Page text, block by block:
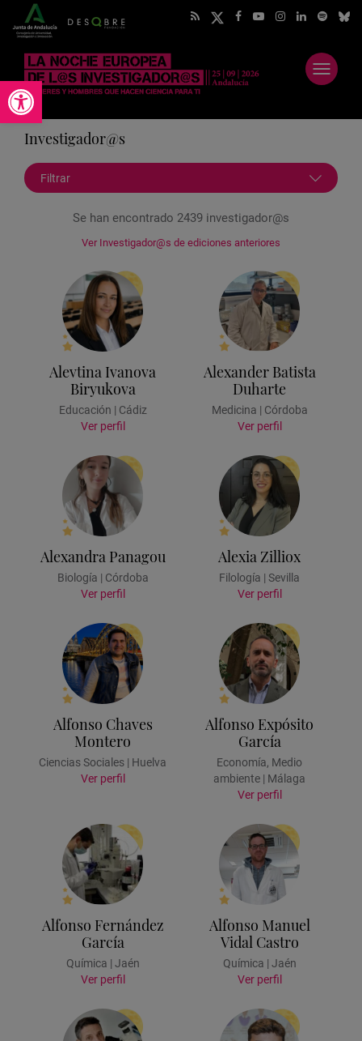
Abrir barra de herramientas
Abrir
menú
Investigador@s
Filtrar
Se han encontrado 2439 investigador@s
Ver Investigador@s de ediciones anteriores
Alevtina Ivanova
Biryukova
Educación | Cádiz
Ver perfil
Alexander Batista
Duharte
Medicina | Córdoba
Ver perfil
Alexandra Panagou
Biología | Córdoba
Ver perfil
Alexia Zilliox
Filología | Sevilla
Ver perfil
Alfonso Chaves
Montero
Ciencias Sociales | Huelva
Ver perfil
Alfonso Expósito
García
Economía, Medio
ambiente | Málaga
Ver perfil
Alfonso Fernández
García
Química | Jaén
Ver perfil
Alfonso Manuel
Vidal Castro
Química | Jaén
Ver perfil